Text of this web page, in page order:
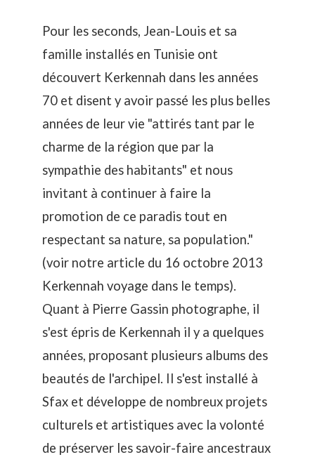
Pour les seconds, Jean-Louis et sa
famille installés en Tunisie ont
découvert Kerkennah dans les années
70 et disent y avoir passé les plus belles
années de leur vie "attirés tant par le
charme de la région que par la
sympathie des habitants" et nous
invitant à continuer à faire la
promotion de ce paradis tout en
respectant sa nature, sa population."
(voir notre article du 16 octobre 2013
Kerkennah voyage dans le temps).
Quant à Pierre Gassin photographe, il
s'est épris de Kerkennah il y a quelques
années, proposant plusieurs albums des
beautés de l'archipel. Il s'est installé à
Sfax et développe de nombreux projets
culturels et artistiques avec la volonté
de préserver les savoir-faire ancestraux